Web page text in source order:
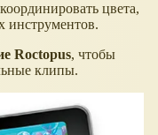
цвета,
инструментов.
Roctopus, чтобы
клипы.